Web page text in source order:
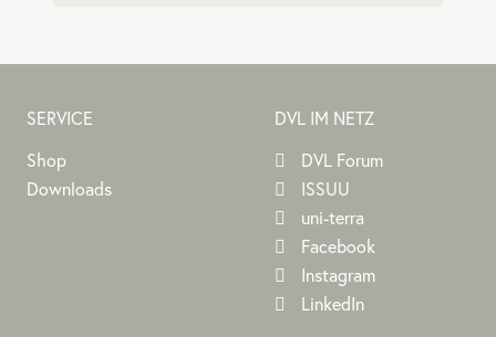
SERVICE
Shop
Downloads
DVL IM NETZ
DVL Forum
ISSUU
uni-terra
Facebook
Instagram
LinkedIn